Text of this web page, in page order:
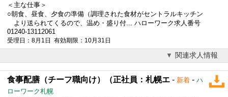
＜主な仕事＞
○朝食、昼食、夕食の準備（調理された食材がセントラルキッチン
より送られてくるので、温め・盛り付... ハローワーク求人番号
01240-13112061
受理日：8月1日 有効期限：10月31日
関連求人情報
食事配膳（チーフ職向け）（正社員：札幌エ - 新着 - ハ
ローワーク札幌